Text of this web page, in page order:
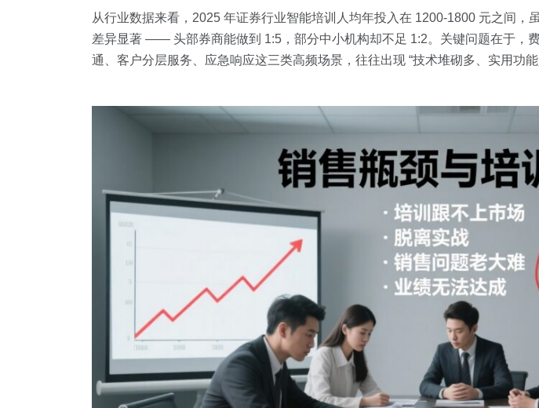
从行业数据来看，2025 年证券行业智能培训人均年投入在 1200-1800 元之间，
差异显著 —— 头部券商能做到 1:5，部分中小机构却不足 1:2。关键问题在于，
通、客户分层服务、应急响应这三类高频场景，往往出现 “技术堆砌多、实用功能